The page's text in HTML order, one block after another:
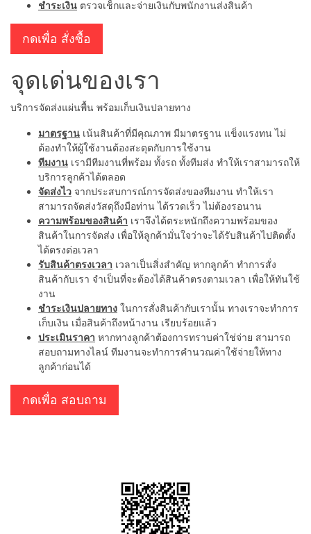
ชำระเงิน ตรวจเช็กและจ่ายเงินกับพนักงานส่งสินค้า
กดเพื่อ สั่งซื้อ
จุดเด่นของเรา
บริการจัดส่งแผ่นพื้น พร้อมเก็บเงินปลายทาง
มาตรฐาน เน้นสินค้าที่มีคุณภาพ มีมาตรฐาน แข็งแรงทน ไม่
ต้องทำให้ผู้ใช้งานต้องสะดุดกับการใช้งาน
ทีมงาน เรามีทีมงานที่พร้อม ทั้งรถ ทั้งทีมส่ง ทำให้เราสามารถให้
บริการลูกค้าได้ตลอด
จัดส่งไว จากประสบการณ์การจัดส่งของทีมงาน ทำให้เรา
สามารถจัดส่งวัสดุถึงมือท่าน ได้รวดเร็ว ไม่ต้องรอนาน
ความพร้อมของสินค้า เราจึงได้ตระหนักถึงความพร้อมของ
สินค้าในการจัดส่ง เพื่อให้ลูกค้ามั่นใจว่าจะได้รับสินค้าไปติดตั้ง
ได้ตรงต่อเวลา
รับสินค้าตรงเวลา เวลาเป็นสิ่งสำคัญ หากลูกค้า ทำการสั่ง
สินค้ากับเรา จำเป็นที่จะต้องได้สินค้าตรงตามเวลา เพื่อให้ทันใช้
งาน
ชำระเงินปลายทาง ในการสั่งสินค้ากับเรานั้น ทางเราจะทำการ
เก็บเงิน เมื่อสินค้าถึงหน้างาน เรียบร้อยแล้ว
ประเมินราคา หากทางลูกค้าต้องการทราบค่าใช่จ่าย สามารถ
สอบถามทางไลน์ ทีมงานจะทำการคำนวณค่าใช้จ่ายให้ทาง
ลูกค้าก่อนได้
กดเพื่อ สอบถาม